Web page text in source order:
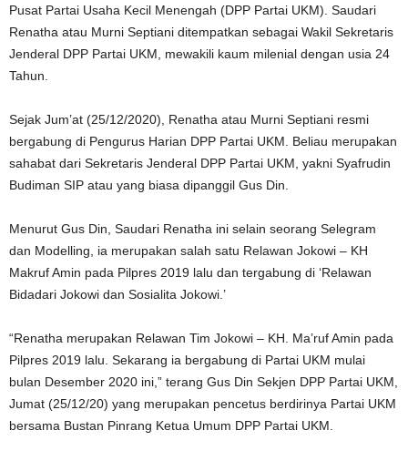
Pusat Partai Usaha Kecil Menengah (DPP Partai UKM). Saudari
Renatha atau Murni Septiani ditempatkan sebagai Wakil Sekretaris
Jenderal DPP Partai UKM, mewakili kaum milenial dengan usia 24
Tahun.
Sejak Jum’at (25/12/2020), Renatha atau Murni Septiani resmi
bergabung di Pengurus Harian DPP Partai UKM. Beliau merupakan
sahabat dari Sekretaris Jenderal DPP Partai UKM, yakni Syafrudin
Budiman SIP atau yang biasa dipanggil Gus Din.
Menurut Gus Din, Saudari Renatha ini selain seorang Selegram
dan Modelling, ia merupakan salah satu Relawan Jokowi – KH
Makruf Amin pada Pilpres 2019 lalu dan tergabung di ‘Relawan
Bidadari Jokowi dan Sosialita Jokowi.’
“Renatha merupakan Relawan Tim Jokowi – KH. Ma’ruf Amin pada
Pilpres 2019 lalu. Sekarang ia bergabung di Partai UKM mulai
bulan Desember 2020 ini,” terang Gus Din Sekjen DPP Partai UKM,
Jumat (25/12/20) yang merupakan pencetus berdirinya Partai UKM
bersama Bustan Pinrang Ketua Umum DPP Partai UKM.